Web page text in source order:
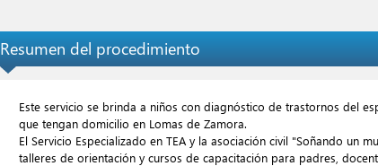
Resumen del procedimiento
Este servicio se brinda a niños con diagnóstico de trastornos del
que tengan domicilio en Lomas de Zamora.
El Servicio Especializado en TEA y la asociación civil "Soñando un
talleres de orientación y cursos de capacitación para padres,